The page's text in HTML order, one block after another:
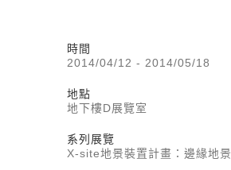
時間
2014/04/12 - 2014/05/18
地點
地下樓D展覽室
系列展覽
X-site地景裝置計畫：邊緣地景